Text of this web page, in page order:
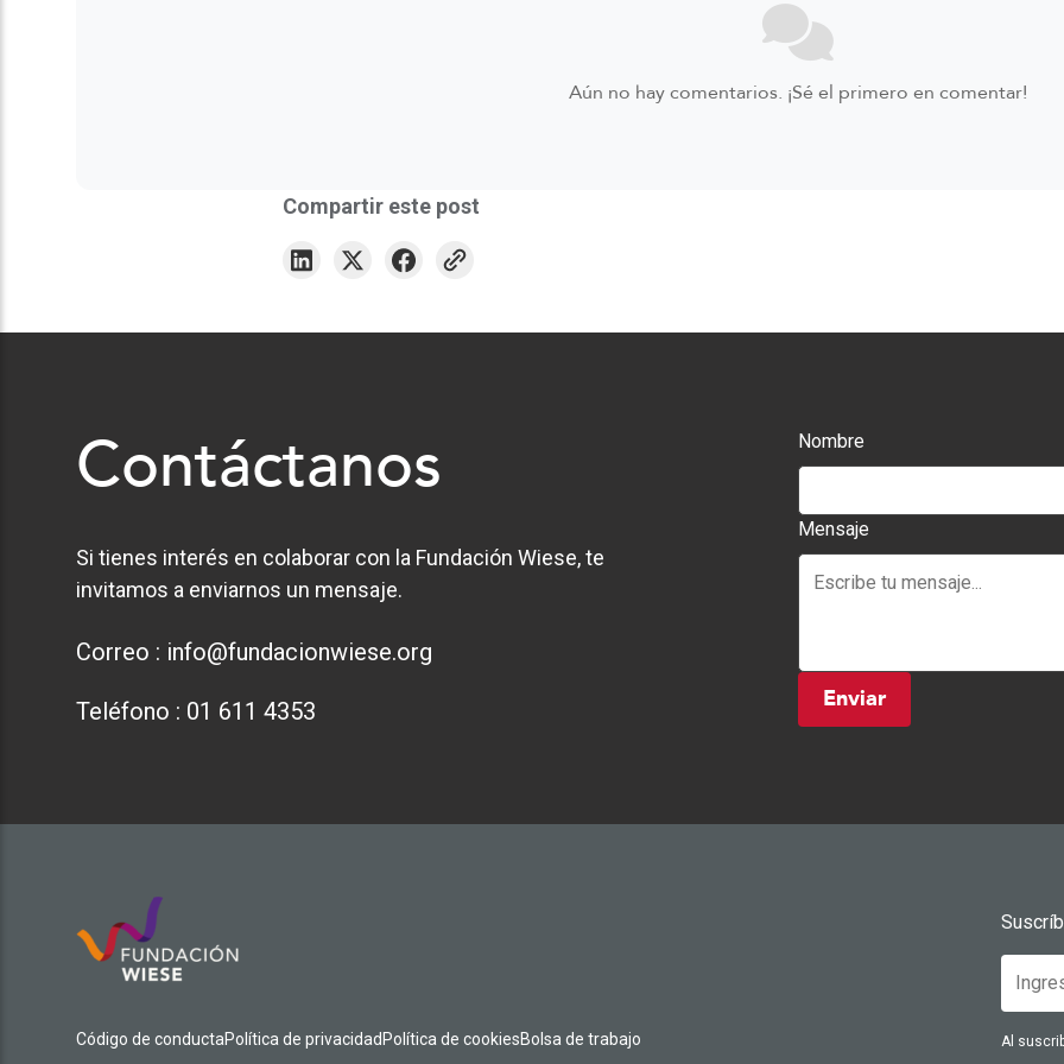
Aún no hay comentarios. ¡Sé el primero en comentar!
Compartir este post
Contáctanos
Si tienes interés en colaborar con la Fundación Wiese, te
invitamos a enviarnos un mensaje.
Correo : info@fundacionwiese.org
Teléfono : 01 611 4353
Nombre
Mensaje
Enviar
Código de conductaPolítica de privacidad Política de cookiesBolsa de trabajo Al